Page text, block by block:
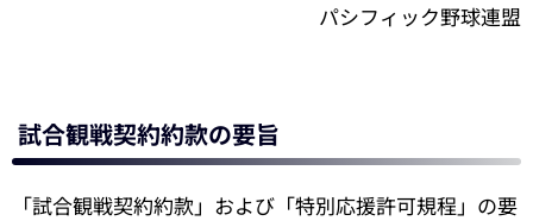
パシフィック野球連盟
試合観戦契約約款の要旨
「試合観戦契約約款」および「特別応援許可規程」の要